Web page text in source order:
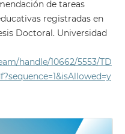
de tareas
registradas en
Doctoral. Universidad
handle/10662/5553/TD